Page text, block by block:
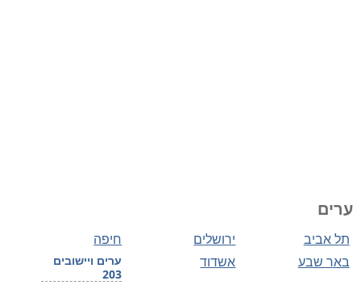
ערים
חיפה ירושלים תל אביב
ערים ויישובים
203
אשדוד באר שבע